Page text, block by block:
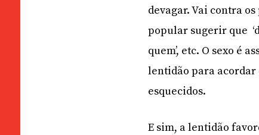
devagar. Vai contra
popular sugerir que
quem’, etc. O sexo é
lentidão para acordar
esquecidos.
E sim, a lentidão